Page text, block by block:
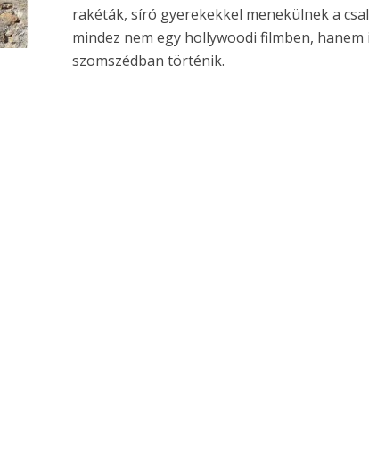
rakéták, síró gyerekekkel menekülnek a
mindez nem egy hollywoodi filmben, hanem
szomszédban történik.